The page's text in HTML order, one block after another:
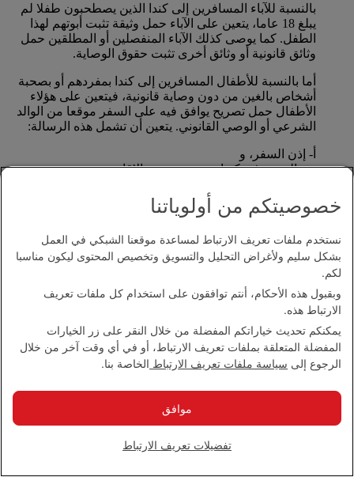
بالنسبة للآباء المسافرين إلى كندا الذين يصطحبون طفلا لم
يبلغ 18 عاما، يتعين على الآباء حمل وثيقة تثبت أبوتهم لهذا
الطفل. كما يوصى كذلك الآباء المنفصلين أو المطلقين حمل
وثائق قانونية أو وثائق أخرى تثبت حقوق الوصاية.
أما بالنسبة للأطفال المسافرين إلى كندا بمفردهم أو بصحبة
أشخاص بالغين من دون وصاية قانونية، فيتعين على هؤلاء
الأطفال حمل تصريح يوافق فيه على السفر موقعا من الوالد
الشرعي أو الوصي القانوني. يتعين أن تشمل هذه الرسالة:
أ- إذن السفر، و
ب- الوجهة في كندا، مع تحديد مدة الإقامة، و
*يسمح بالسفر لطفلين رضيعين مع رفيقين بالغين في حالة
كيف يمكنني إجراء الترتيبات المتعلقة بالسفر لأصحاب
يرجى الاتصال
قصارى جهدنا لتلبية احتياجاتكم.
الرجوع إلى الأعلى
السفر لأصحاب الهمم
يمكنكم الحصول على مزيد من المعلومات عن
خصوصيتكم من أولوياتنا
نستخدم ملفات تعريف الارتباط لمساعدة موقعنا الشبكي في العمل
بشكل سليم ولأغراض التحليل والتسويق وتخصيص المحتوى ليكون مناسبا
لكم.
وبقبول هذه الأحكام، أنتم توافقون على استخدام كل ملفات تعريف
الارتباط هذه.
يمكنكم تحديث خياراتكم المفضلة من خلال النقر على زر الخيارات
المفضلة المتعلقة بملفات تعريف الارتباط، أو في أي وقت آخر من خلال
الرجوع إلى سياسة ملفات تعريف الارتباط الخاصة بنا.
تفضيلات تعريف الارتباط
موافق